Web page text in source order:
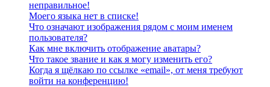
неправильное!
Моего языка нет в списке!
Что означают изображения рядом с моим именем
пользователя?
Как мне включить отображение аватары?
Что такое звание и как я могу изменить его?
Когда я щёлкаю по ссылке «email», от меня требуют
войти на конференцию!